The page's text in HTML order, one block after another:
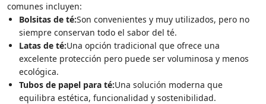
comunes incluyen:
Bolsitas de té:Son convenientes y muy utilizados, pero no
siempre conservan todo el sabor del té.
Latas de té:Una opción tradicional que ofrece una
excelente protección pero puede ser voluminosa y menos
ecológica.
Tubos de papel para té:Una solución moderna que
equilibra estética, funcionalidad y sostenibilidad.